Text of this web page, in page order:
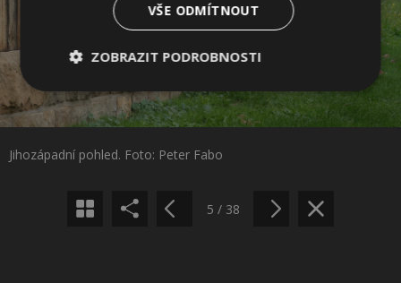
Jihozápadní pohled. Foto: Peter Fabo
Sdílet na Facebooku
Sdílet na Pinterestu
5 / 38
VŠE ODMÍTNOUT
ZOBRAZIT PODROBNOSTI
Nezbytně
nutné
soubory
Výkonové
soubory
Soubory
cílení
soubory